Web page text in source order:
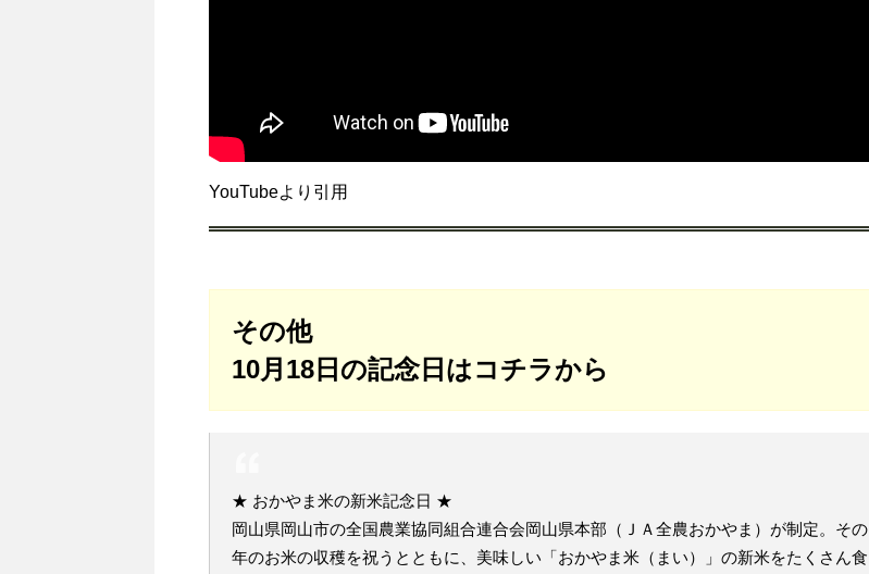
YouTubeより引用
その他
10月18日の記念日はコチラから
★ おかやま米の新米記念日 ★
岡山県岡山市の全国農業協同組合連合会岡山県本部（ＪＡ全農おかやま）が制定。その
年のお米の収穫を祝うとともに、美味しい「おかやま米（まい）」の新米をたくさん食